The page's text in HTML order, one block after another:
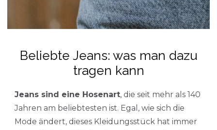
Beliebte Jeans: was man dazu
tragen kann
Jeans sind eine Hosenart, die seit mehr als 140
Jahren am beliebtesten ist. Egal, wie sich die
Mode ändert, dieses Kleidungsstück hat immer